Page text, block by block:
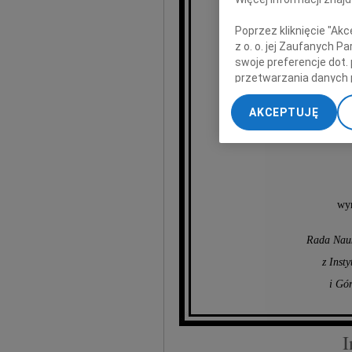
Instytutu
W latach 1973-1990
Wykazał się
Rada
z
i
Poprzez kliknięcie
z o. o. jej Zaufanych
swoje preferencje dot.
przetwarzania danych
„Ustawienia
My, nasi Zaufani
dokładnych danych
Przechowywanie
AKCEPTUJĘ